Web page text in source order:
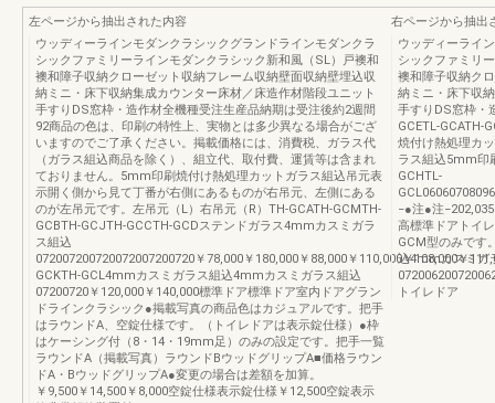
左ページから抽出された内容
ウッディーラインモダンクラシックグランドラインモダンクラ
シックファミリーラインモダンクラシック新和風（SL）戸襖和
襖和障子収納クローゼット収納フレーム収納壁面収納壁埋込収
納ミニ・床下収納集成カウンター床材／床造作材階段ユニット
手すりDS窓枠・造作材全機種受注生産品納期は受注後約2週間
92商品の色は、印刷の特性上、実物とは多少異なる場合がござ
いますのでご了承ください。掲載価格には、消費税、ガラス代
（ガラス組込商品を除く）、組立代、取付費、運賃等は含まれ
ておりません。5mm印刷焼付け熱処理カットガラス組込吊元表
示開く側から見て丁番が右側にあるものが右吊元、左側にある
のが左吊元です。左吊元（L）右吊元（R）TH-GCATH-GCMTH-
GCBTH-GCJTH-GCCTH-GCDステンドガラス4mmカスミガラ
ス組込
072007200720072007200720￥78,000￥180,000￥88,000￥110,000￥108,000￥
GCKTH-GCL4mmカスミガラス組込4mmカスミガラス組込
07200720￥120,000￥140,000標準ドア標準ドア室内ドアグラン
ドラインクラシック●掲載写真の商品色はカジュアルです。把手
はラウンドA、空錠仕様です。（トイレドアは表示錠仕様）●枠
はケーシング付（8・14・19mm足）のみの設定です。把手一覧
ラウンドA（掲載写真）ラウンドBウッドグリップA■価格ラウン
ドA・BウッドグリップA●変更の場合は差額を加算。
￥9,500￥14,500￥8,000空錠仕様表示錠仕様￥12,500空錠表示
右ページから抽出
ウッディーライ
シックファミリ
襖和障子収納ク
納ミニ・床下収
手すりDS窓枠・
GCETL-GCATH-
焼付け熱処理カ
ラス組込5mm印
GCHTL-
−●注●注
高標準ドアトイ
GCM型のみです
込4mmカスミガ
トイレドア